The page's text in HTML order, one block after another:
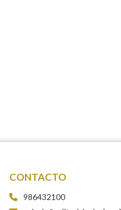
CONTACTO
986432100